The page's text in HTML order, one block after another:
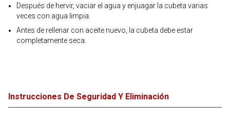
Después de hervir, vaciar el agua y enjuagar la cubeta varias
veces con agua limpia.
Antes de rellenar con aceite nuevo, la cubeta debe estar
completamente seca.
Instrucciones De Seguridad Y Eliminación